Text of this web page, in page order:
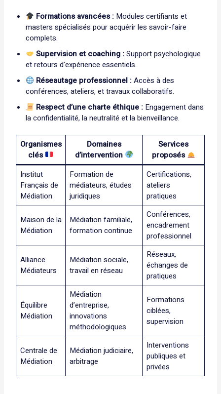
Formations avancées : Modules certifiants et
masters spécialisés pour acquérir les savoir-faire
complets.
Supervision et coaching :Support psychologique
et retours d’expérience essentiels.
Réseautage professionnel :Accès à des
conférences, ateliers, et travaux collaboratifs.
Respect d’une charte éthique : Engagement dans
la confidentialité, la neutralité et la bienveillance.
Organismes
clés
Domaines
d’intervention
Services
proposés
Institut
Français de
Médiation
Formation de
médiateurs, études
juridiques
Certifications,
ateliers
pratiques
Maison de la
Médiation
Médiation familiale,
formation continue
Conférences,
encadrement
professionnel
Alliance
Médiateurs
Médiation sociale,
travail en réseau
Réseaux,
échanges de
pratiques
Équilibre
Médiation
Médiation
d’entreprise,
innovations
méthodologiques
Formations
ciblées,
supervision
Centrale de
Médiation
Médiation judiciaire,
arbitrage
Interventions
publiques et
privées